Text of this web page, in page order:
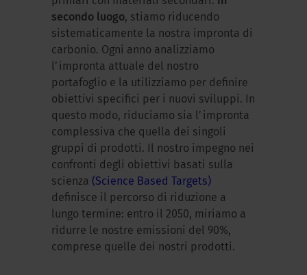
secondo luogo, stiamo riducendo
sistematicamente la nostra impronta di
carbonio. Ogni anno analizziamo
l’impronta attuale del nostro
portafoglio e la utilizziamo per definire
obiettivi specifici per i nuovi sviluppi. In
questo modo, riduciamo sia l’impronta
complessiva che quella dei singoli
gruppi di prodotti. Il nostro impegno nei
confronti degli obiettivi basati sulla
scienza (Science Based Targets)
definisce il percorso di riduzione a
lungo termine: entro il 2050, miriamo a
ridurre le nostre emissioni del 90%,
comprese quelle dei nostri prodotti.